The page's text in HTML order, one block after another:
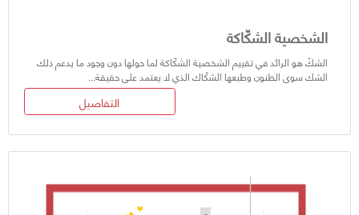
الشخصية الشكّاكة
الشكّ هو الرائد في تقييم الشخصية الشكّاكة لما حولها دون وجود ما يدعم ذلك
الشك سوى الظنون وطبعها الشكّاك الذي لا يعتمد على حقيقة...
التفاصيل